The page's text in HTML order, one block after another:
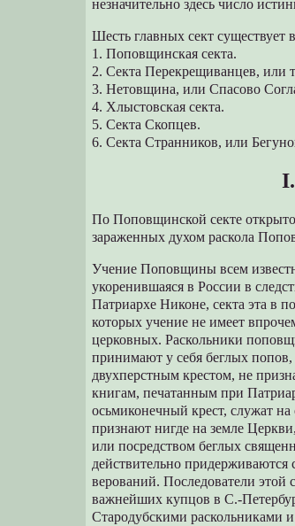
незначительно здесь число
Шесть главных сект существует
1. Поповщинская секта.
2. Секта Перекрещиванцев, или
3. Нетовщина, или Спасово
4. Хлыстовская секта.
5. Секта Скопцев.
6. Секта Странников, или
По Поповщинской секте
зараженных духом раскола
Учение Поповщины всем
укоренившаяся в Poccии в
Пaтриархе Никоне, секта эта в
которых учение не имеет
церковных. Раскольники
принимают у себя беглых попов,
двухперстным крестом, не
книгам, печатанным при
осьмиконечный крест, служат
признают нигде на земле
или посредством беглых
действительно придерживаются
верований. Последователи этой
важнейших купцов в С.-
Стародубскими раскольниками